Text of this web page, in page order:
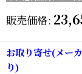
販売価格:
お取り寄せ(メー
り)